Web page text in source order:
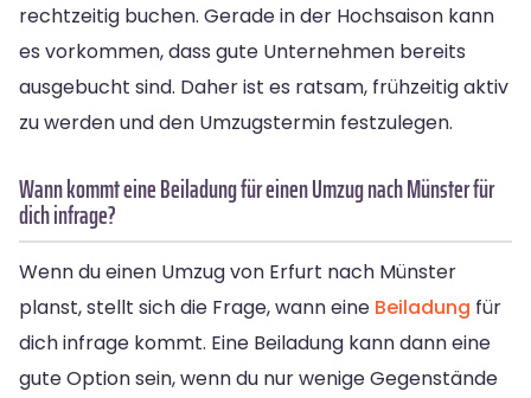
rechtzeitig buchen. Gerade in der Hochsaison kann
es vorkommen, dass gute Unternehmen bereits
ausgebucht sind. Daher ist es ratsam, frühzeitig aktiv
zu werden und den Umzugstermin festzulegen.
Wann kommt eine Beiladung für einen Umzug nach Münster für
dich infrage?
Wenn du einen Umzug von Erfurt nach Münster
planst, stellt sich die Frage, wann eine Beiladung für
dich infrage kommt. Eine Beiladung kann dann eine
gute Option sein, wenn du nur wenige Gegenstände